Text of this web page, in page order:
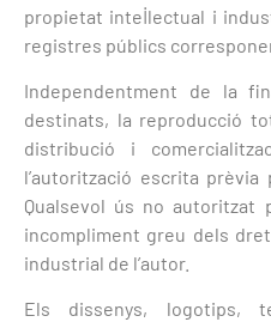
propietat intel·lectual i
registres públics
Independentment de la
destinats, la reproducció
distribució i
l’autorització escrita prèvia
Qualsevol ús no autoritzat
incompliment greu dels
industrial de l’autor.
Els dissenys,